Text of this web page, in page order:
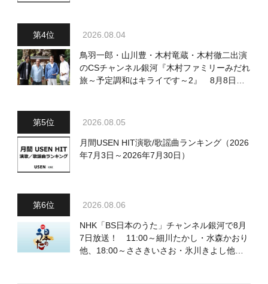
2026.08.04
鳥羽一郎・山川豊・木村竜蔵・木村徹二出演
のCSチャンネル銀河『木村ファミリーみだれ
旅～予定調和はキライです～2』 8月8日
2026.08.05
月間USEN HIT演歌/歌謡曲ランキング（2026
年7月3日～2026年7月30日）
2026.08.06
NHK「BS日本のうた」チャンネル銀河で8月
7日放送！ 11:00～細川たかし・水森かおり
他、18:00～ささきいさお・氷川きよし他登